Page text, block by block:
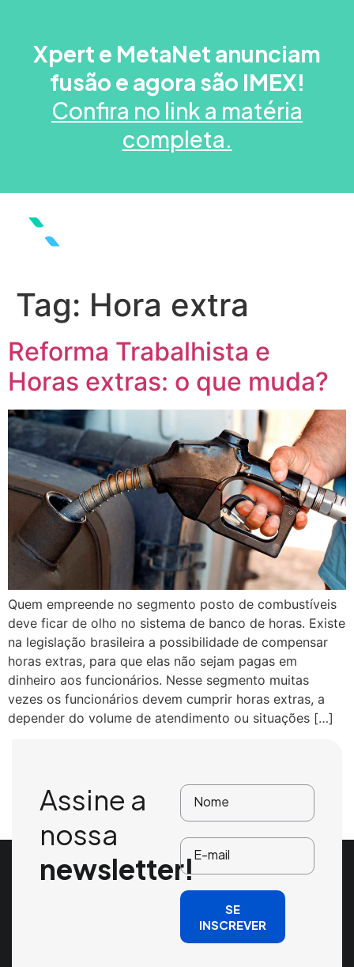
Xpert e MetaNet anunciam
fusão e agora são IMEX!
Confira no link a matéria
completa.
Tag: Hora extra
Reforma Trabalhista e
Horas extras: o que muda?
Quem empreende no segmento posto de combustíveis
deve ficar de olho no sistema de banco de horas. Existe
na legislação brasileira a possibilidade de compensar
horas extras, para que elas não sejam pagas em
dinheiro aos funcionários. Nesse segmento muitas
vezes os funcionários devem cumprir horas extras, a
depender do volume de atendimento ou situações […]
Assine a
nossa
newsletter!
SE
INSCREVER